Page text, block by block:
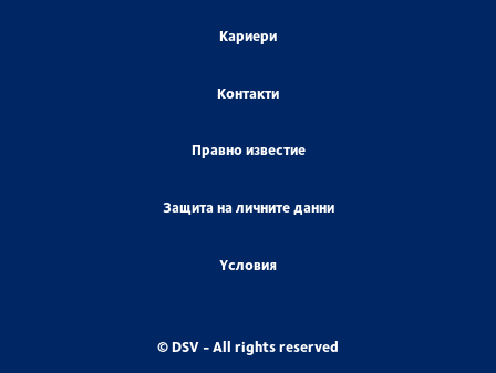
Кариери
Контакти
Правно известие
Защита на личните данни
Yсловия
© DSV - All rights reserved